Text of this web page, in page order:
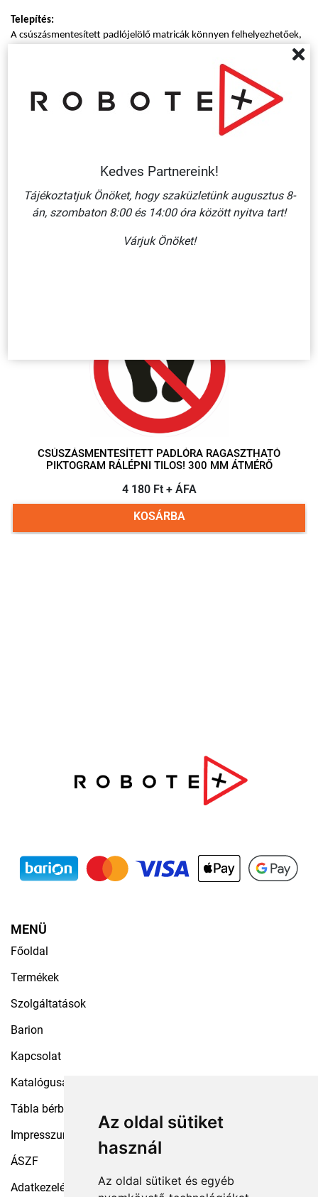
Az oldal sütiket
használ
Az oldal sütiket és egyéb
Telepítés:
A csúszásmentesített padlójelölő matricák könnyen felhelyezhetőek,
1. Alaposan tisztítsuk meg az egyenletes, nem porózus felületet a
portól és egyéb rárakódott szennyeződésektől. Felhelyezéskor a
javasolt hőmérséklet: minimum 10°C.
2. A korábban megtisztított felületre - a ragasztót védő réteg
eltávolítását követően - erősen nyomjuk, simítsuk rá, majd hagyjuk a
(kb. 24 óra a kötési idő).
Tisztítása:Általános tisztítószerrel, gyenge alkoholtartalmú
vegyszerrel felmosás keretében tisztítható.
CSÚSZÁSMENTESÍTETT PADLÓRA RAGASZTHATÓ
PIKTOGRAM RÁLÉPNI TILOS! 300 MM ÁTMÉRŐ
4 180 Ft + ÁFA
KOSÁRBA
MENÜ
Főoldal
Termékek
Szolgáltatások
Barion
Kapcsolat
Katalógusaink
Tábla bérbeadás
Impresszum
ÁSZF
Adatkezelési tájékoztató
Kedves Partnereink!
Tájékoztatjuk Önöket, hogy szaküzletünk augusztus 8-
án, szombaton 8:00 és 14:00 óra között nyitva tart!
Várjuk Önöket!